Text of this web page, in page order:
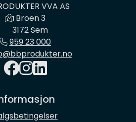
VVA AS
Broen 3
3172 Sem
959 23 000